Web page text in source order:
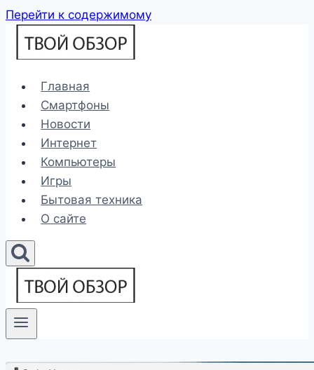
Перейти к содержимому
Главная
Смартфоны
Новости
Интернет
Компьютеры
Игры
Бытовая техника
О сайте